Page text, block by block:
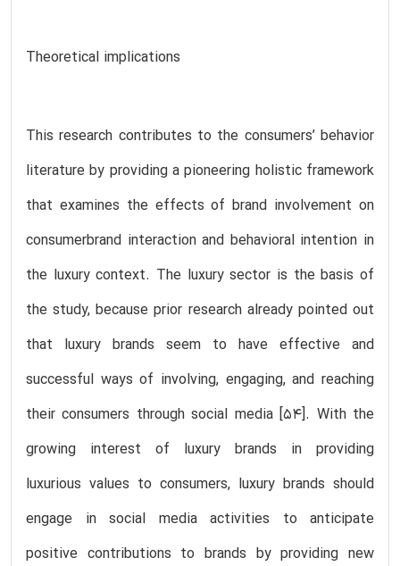
Theoretical implications
This research contributes to the consumers’ behavior
literature by providing a pioneering holistic framework
that examines the effects of brand involvement on
consumerbrand interaction and behavioral intention in
the luxury context. The luxury sector is the basis of
the study, because prior research already pointed out
that luxury brands seem to have effective and
successful ways of involving, engaging, and reaching
their consumers through social media [54]. With the
growing interest of luxury brands in providing
luxurious values to consumers, luxury brands should
engage in social media activities to anticipate
positive contributions to brands by providing new